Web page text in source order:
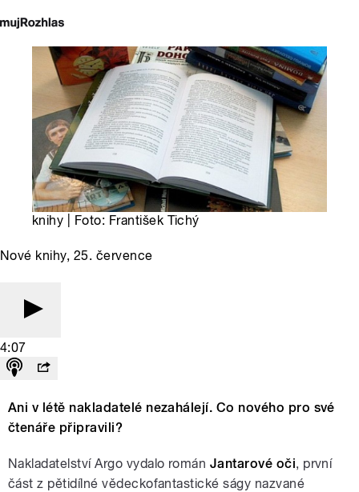
knihy | Foto: František Tichý
Nové knihy, 25. července
4:07
Ani v létě nakladatelé nezahálejí. Co nového pro své
čtenáře připravili?
Nakladatelství Argo vydalo román Jantarové oči, první
část z pětidílné vědeckofantastické ságy nazvané